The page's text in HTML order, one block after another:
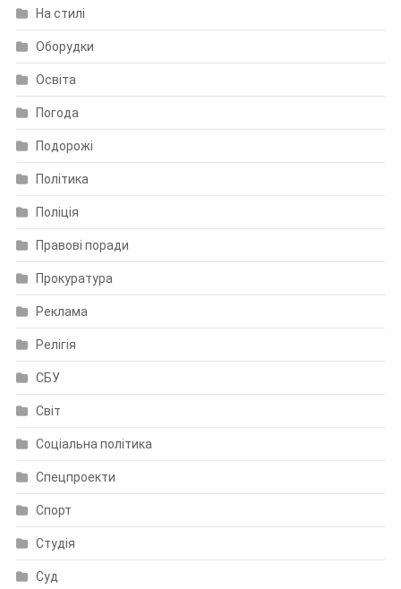
На стилі
Оборудки
Освіта
Погода
Подорожі
Політика
Поліція
Правові поради
Прокуратура
Реклама
Релігія
СБУ
Світ
Соціальна політика
Спецпроекти
Спорт
Студія
Суд